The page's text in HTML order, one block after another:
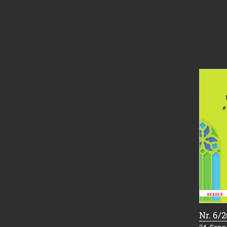
Nr. 6/